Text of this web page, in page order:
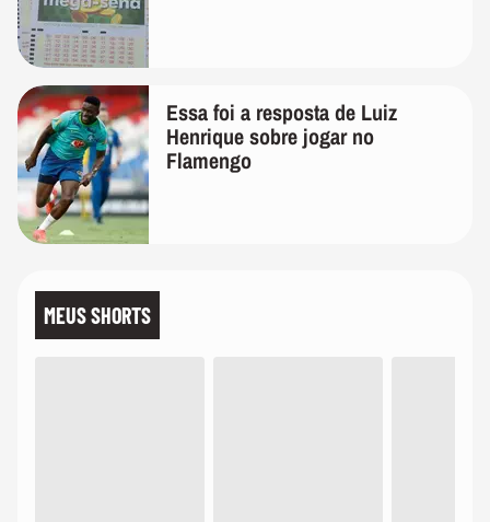
Essa foi a resposta de Luiz
Henrique sobre jogar no
Flamengo
MEUS SHORTS